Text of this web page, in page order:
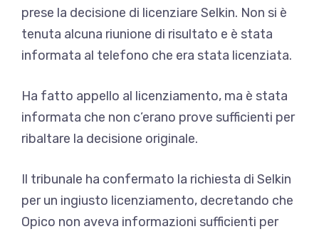
prese la decisione di licenziare Selkin. Non si è
tenuta alcuna riunione di risultato e è stata
informata al telefono che era stata licenziata.
Ha fatto appello al licenziamento, ma è stata
informata che non c’erano prove sufficienti per
ribaltare la decisione originale.
Il tribunale ha confermato la richiesta di Selkin
per un ingiusto licenziamento, decretando che
Opico non aveva informazioni sufficienti per